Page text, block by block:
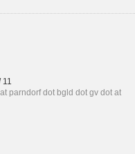
11
parndorf dot bgld dot gv dot at